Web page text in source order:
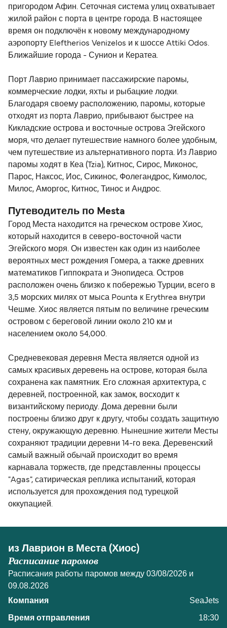
пригородом Афин. Сеточная система улиц охватывает
жилой район с порта в центре города. В настоящее
время он подключён к новому международному
аэропорту Eleftherios Venizelos и к шоссе Attiki Odos.
Ближайшие города - Сунион и Кератеа.
Порт Лаврио принимает пассажирские паромы,
коммерческие лодки, яхты и рыбацкие лодки.
Благодаря своему расположению, паромы, которые
отходят из порта Лаврио, прибывают быстрее на
Кикладские острова и восточные острова Эгейского
моря, что делает путешествие намного более удобным,
чем путешествие из альтернативного порта. Из Лаврио
паромы ходят в Кеа (Tzia), Китнос, Сирос, Миконос,
Парос, Наксос, Иос, Сикинос, Фолегандрос, Кимолос,
Милос, Аморгос, Китнос, Тинос и Андрос.
Путеводитель по Mesta
Город Места находится на греческом острове Хиос,
который находится в северо-восточной части
Эгейского моря. Он известен как один из наиболее
вероятных мест рождения Гомера, а также древних
математиков Гиппократа и Энопидеса. Остров
расположен очень близко к побережью Турции, всего в
3,5 морских милях от мыса Pounta к Erythrea внутри
Чешме. Хиос является пятым по величине греческим
островом с береговой линии около 210 км и
населением около 54,000.
Средневековая деревня Места является одной из
самых красивых деревень на острове, которая была
сохранена как памятник. Его сложная архитектура, с
деревней, построенной, как замок, восходит к
византийскому периоду. Дома деревни были
построены близко друг к другу, чтобы создать защитную
стену, окружающую деревню. Нынешние жители Месты
сохраняют традиции деревни 14-го века. Деревенский
самый важный обычай происходит во время
карнавала торжеств, где представленны процессы
"Agas", сатирическая реплика испытаний, которая
используется для прохождения под турецкой
оккупацией.
из Лаврион в Места (Хиос)
Расписание паромов
Расписания работы паромов между 03/08/2026 и
09.08.2026
SeaJets
18:30